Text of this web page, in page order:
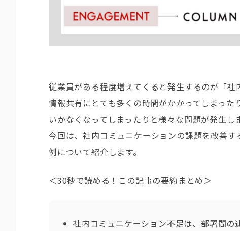
従業員がある程度増えてくると発生するのが「社
情報共有にとても多くの時間がかかってしまっ
いかなくなってしまったりと様々な問題が発生し
今回は、社内コミュニケーションの課題を改善
例について紹介します。
＜30秒で読める！この記事の要約まとめ＞
社内コミュニケーション不足は、部署間